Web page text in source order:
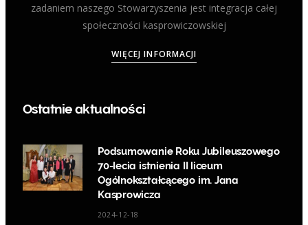
zadaniem naszego Stowarzyszenia jest integracja całej
społeczności kasprowiczowskiej
WIĘCEJ INFORMACJI
Ostatnie aktualności
Podsumowanie Roku Jubileuszowego
70-lecia istnienia II liceum
Ogólnokształcącego im. Jana
Kasprowicza
2024-12-18